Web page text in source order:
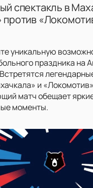
спектакль в
уникальную
праздника на
и
матч обещает
моменты.